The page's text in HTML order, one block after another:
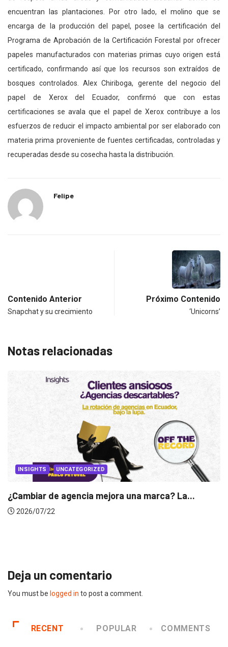
encuentran las plantaciones. Por otro lado, el molino que se
encarga de la producción del papel, posee la certificación del
Programa de Aprobación de la Certificación Forestal por ofrecer
papeles manufacturados con materias primas cuyo origen está
certificado, confirmando así que los recursos son extraídos de
bosques controlados. Alex Chiriboga, gerente del negocio del
papel de Xerox del Ecuador, confirmó que con estas
certificaciones se avala que el papel de Xerox contribuye a los
esfuerzos de reducir el impacto ambiental por ser elaborado con
materia prima proveniente de fuentes certificadas, controladas y
recuperadas desde su cosecha hasta la distribución.
Felipe
Contenido Anterior
Snapchat y su crecimiento
Próximo Contenido
‘Unicorns’
Notas relacionadas
INSIGHTS
Deja un comentario
You must be logged in to post a comment.
RECENT POPULAR COMMENTS